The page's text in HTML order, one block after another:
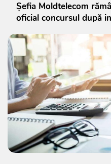
Șefia Moldtelecom
oficial concursul după